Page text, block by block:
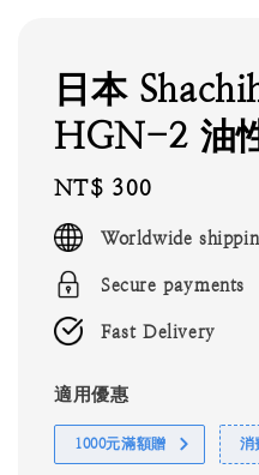
日本
HGN-2 油
Regular
price
NT$ 300
Worldwide
Secure payments
Fast Delivery
適用優惠
1000元滿額贈 消